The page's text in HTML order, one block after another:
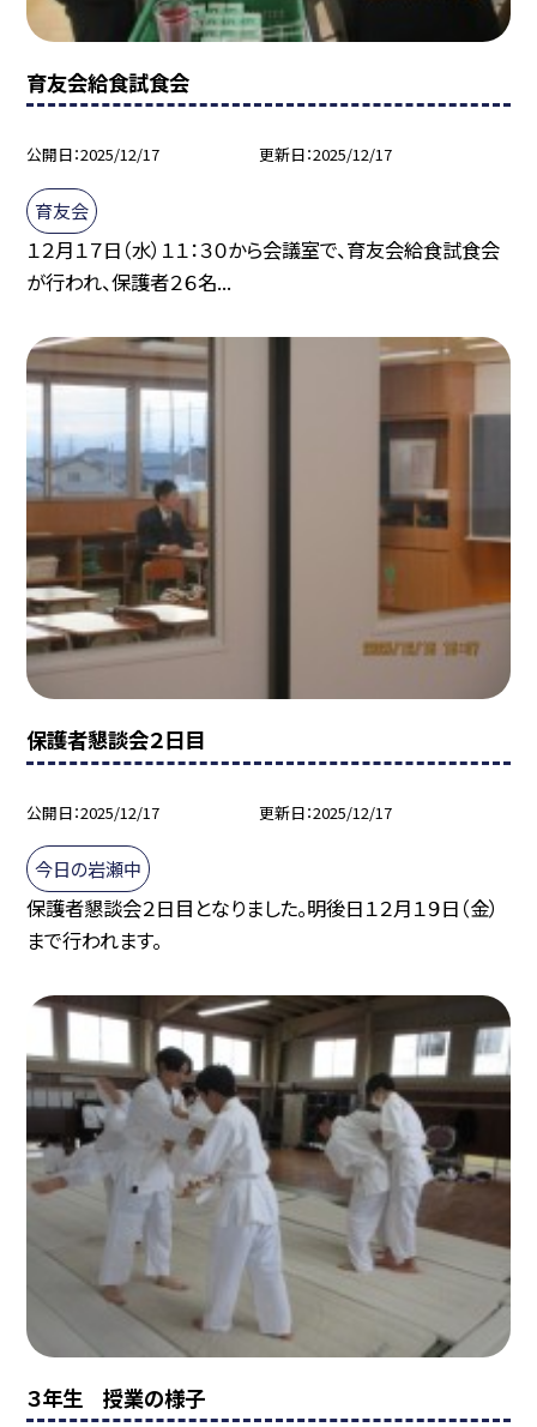
育友会給食試食会
公開日 2025/12/17 更新日 2025/12/17
育友会
１２月１７日（水）１１：３０から会議室で、育友会給食試食会
が行われ、保護者２６名...
保護者懇談会２日目
公開日 2025/12/17 更新日 2025/12/17
今日の岩瀬中
保護者懇談会２日目となりました。明後日１２月１９日（金）
まで行われます。
３年生 授業の様子